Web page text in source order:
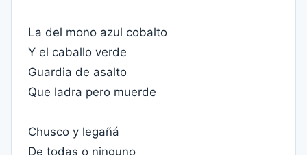
La del mono azul cobalto
Y el caballo verde
Guardia de asalto
Que ladra pero muerde
Chusco y legañá
De todas o ninguno